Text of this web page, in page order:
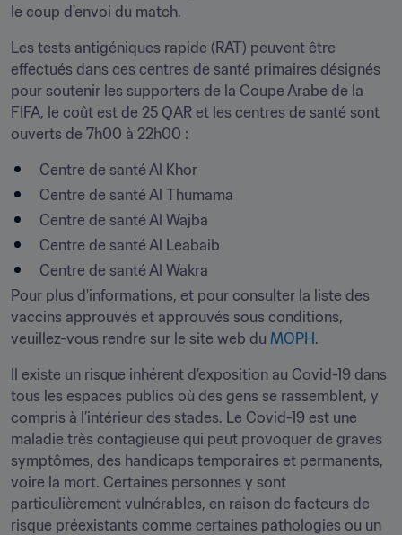
le coup d'envoi du match.
Les tests antigéniques rapide (RAT) peuvent être
effectués dans ces centres de santé primaires désignés
pour soutenir les supporters de la Coupe Arabe de la
FIFA, le coût est de 25 QAR et les centres de santé sont
ouverts de 7h00 à 22h00 :
Centre de santé Al Khor
Centre de santé Al Thumama
Centre de santé Al Wajba
Centre de santé Al Leabaib
Centre de santé Al Wakra
Pour plus d'informations, et pour consulter la liste des
vaccins approuvés et approuvés sous conditions,
veuillez-vous rendre sur le site web du MOPH .
Il existe un risque inhérent d’exposition au Covid-19 dans
tous les espaces publics où des gens se rassemblent, y
compris à l’intérieur des stades. Le Covid-19 est une
maladie très contagieuse qui peut provoquer de graves
symptômes, des handicaps temporaires et permanents,
voire la mort. Certaines personnes y sont
particulièrement vulnérables, en raison de facteurs de
risque préexistants comme certaines pathologies ou un